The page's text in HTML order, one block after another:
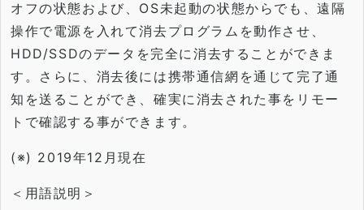
オフの状態および、OS未起動の状態からでも、遠隔
操作で電源を入れて消去プログラムを動作させ、
HDD/SSDのデータを完全に消去することができま
す。さらに、 消去後には携帯通信網を通じて完了通
知を送ることができ、 確実に消去された事をリモー
トで確認する事ができます。
(※) 2019年12月現在
＜用語説明＞